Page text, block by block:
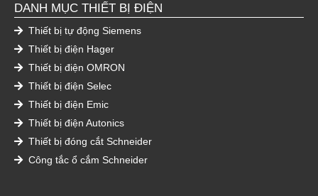
DANH MỤC THIẾT BỊ ĐIỆN
Thiết bị tự động Siemens
Thiết bị điện Hager
Thiết bị điện OMRON
Thiết bị điện Selec
Thiết bị điện Emic
Thiết bị điện Autonics
Thiết bị đóng cắt Schneider
Công tắc ổ cắm Schneider